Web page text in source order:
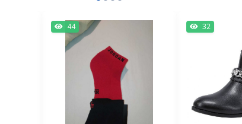
44 32